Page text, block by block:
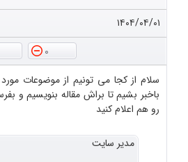
۱۴۰۴/۰۴/۰۱
0
سلام از کجا می تونیم از موضوعات
باخبر بشیم تا براش مقاله بنویسیم و
رو هم اعلام کنید
مدیر سایت